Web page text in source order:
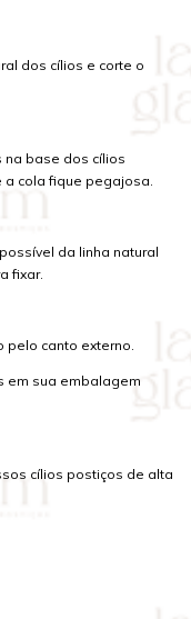
dos cílios e corte o
na base dos cílios
cola fique pegajosa.
da linha natural
fixar.
pelo canto externo.
em sua embalagem
cílios postiços de alta